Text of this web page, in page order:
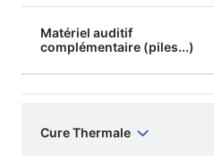
Matériel auditif
complémentaire (piles...)
Cure Thermale